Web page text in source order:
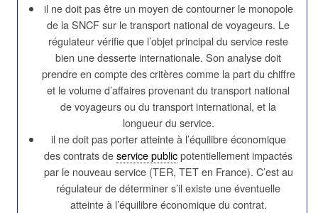
il ne doit pas être un moyen de contourner le monopole
de la SNCF sur le transport national de voyageurs. Le
régulateur vérifie que l’objet principal du service reste
bien une desserte internationale. Son analyse doit
prendre en compte des critères comme la part du chiffre
et le volume d’affaires provenant du transport national
de voyageurs ou du transport international, et la
longueur du service.
il ne doit pas porter atteinte à l’équilibre économique
des contrats deservice publicpotentiellement impactés
par le nouveau service (TER, TET en France). C’est au
régulateur de déterminer s’il existe une éventuelle
atteinte à l’équilibre économique du contrat.